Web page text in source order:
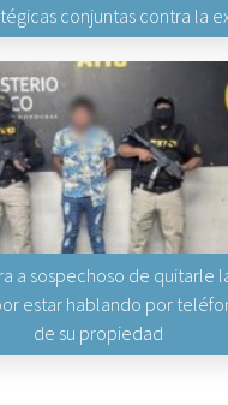
conjuntas contra la
a sospechoso de quitarle
estar hablando por
de su propiedad